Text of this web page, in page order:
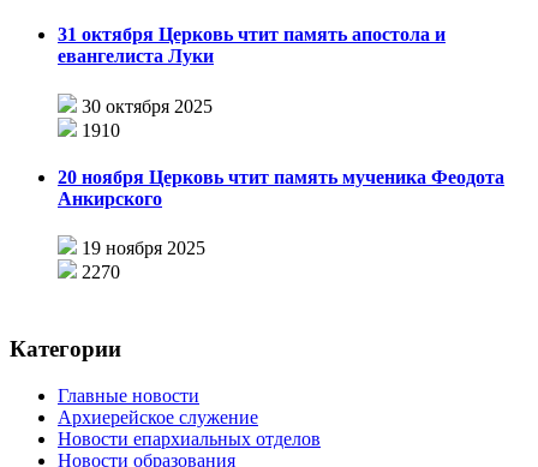
31 октября Церковь чтит память апостола и
евангелиста Луки
30 октября 2025
1910
20 ноября Церковь чтит память мученика Феодота
Анкирского
19 ноября 2025
2270
Категории
Главные новости
Архиерейское служение
Новости епархиальных отделов
Новости образования